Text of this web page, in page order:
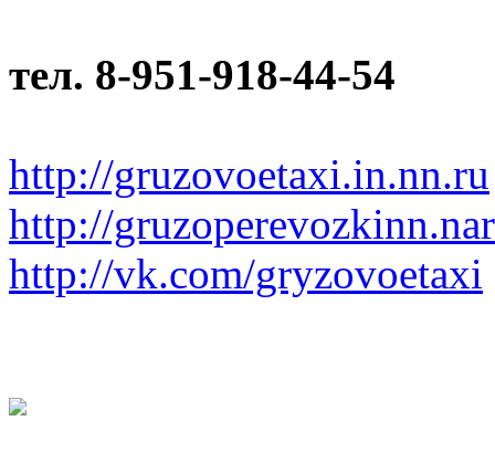
тел. 8-951-918-44-54
http://gruzovoetaxi.in.nn.ru
http://
http://vk.com/gryzovoetaxi